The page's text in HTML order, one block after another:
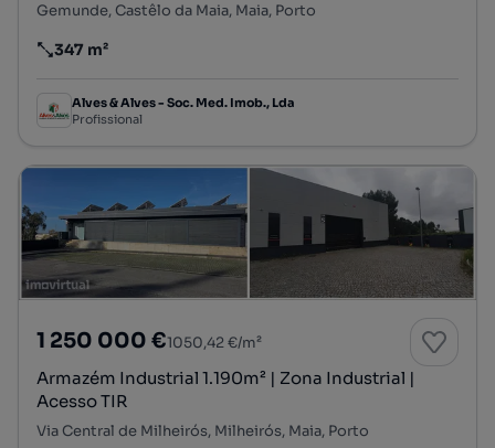
Gemunde, Castêlo da Maia, Maia, Porto
Preço por metro quadrado
347 m²
Alves & Alves - Soc. Med. Imob., Lda
Profissional
1 250 000 €1050,42 €/m²
Armazém Industrial 1.190m² | Zona Industrial |
Acesso TIR
Via Central de Milheirós, Milheirós, Maia, Porto